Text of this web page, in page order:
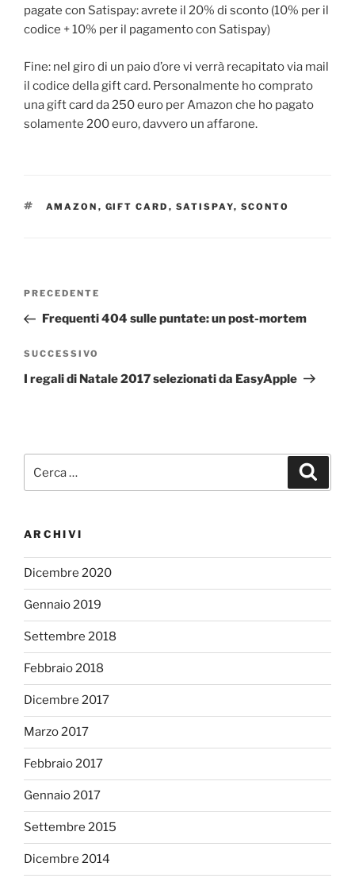
pagate con Satispay: avrete il 20% di sconto (10% per il
codice + 10% per il pagamento con Satispay)
Fine: nel giro di un paio d’ore vi verrà recapitato via mail
il codice della gift card. Personalmente ho comprato
una gift card da 250 euro per Amazon che ho pagato
solamente 200 euro, davvero un affarone.
TAG
AMAZON , GIFT CARD , SATISPAY, SCONTO
Navigazione
Articolo
precedente:
PRECEDENTE
Frequenti 404 sulle puntate: un post-mortem
Articolo
successivo
SUCCESSIVO
I regali di Natale 2017 selezionati da EasyApple
ARCHIVI
Dicembre 2020
Gennaio 2019
Settembre 2018
Febbraio 2018
Dicembre 2017
Marzo 2017
Febbraio 2017
Gennaio 2017
Settembre 2015
Dicembre 2014